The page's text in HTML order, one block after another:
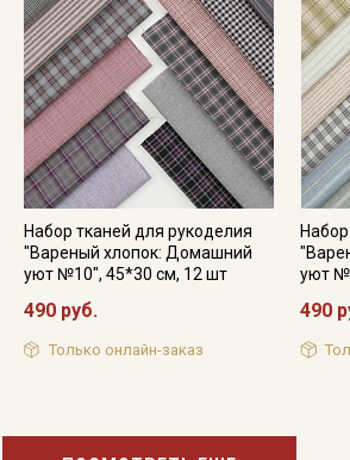
Набор тканей для рукоделия
"Вареный хлопок: Домашний
уют №10", 45*30 см, 12 шт
490 руб.
Только онлайн-заказ
уют
490